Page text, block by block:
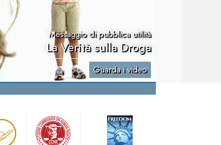
Messaggio di pubblica utilità
La Verità sulla Droga
Guarda i video